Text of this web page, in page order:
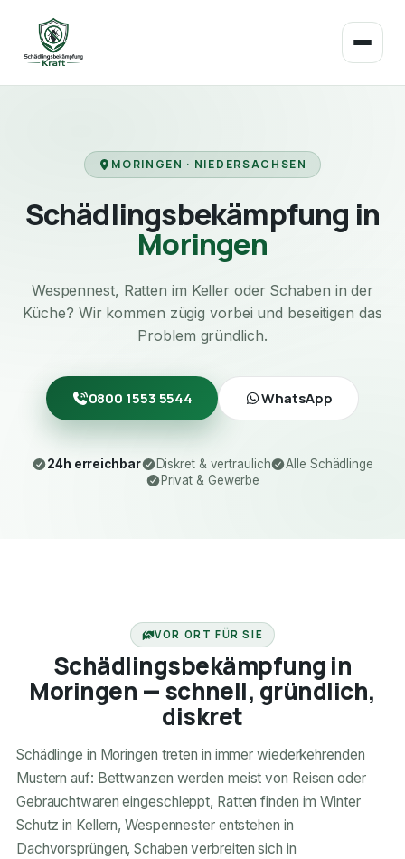
MORINGEN · NIEDERSACHSEN
Schädlingsbekämpfung in
Moringen
Wespennest, Ratten im Keller oder Schaben in der
Küche? Wir kommen zügig vorbei und beseitigen das
Problem gründlich.
0800 1553 5544 WhatsApp
24h erreichbar Diskret & vertraulich
Alle Schädlinge
Privat & Gewerbe
VOR ORT FÜR SIE
Schädlingsbekämpfung in
Moringen — schnell, gründlich,
diskret
Schädlinge in Moringen treten in immer wiederkehrenden
Mustern auf: Bettwanzen werden meist von Reisen oder
Gebrauchtwaren eingeschleppt, Ratten finden im Winter
Schutz in Kellern, Wespennester entstehen in
Dachvorsprüngen, Schaben verbreiten sich in